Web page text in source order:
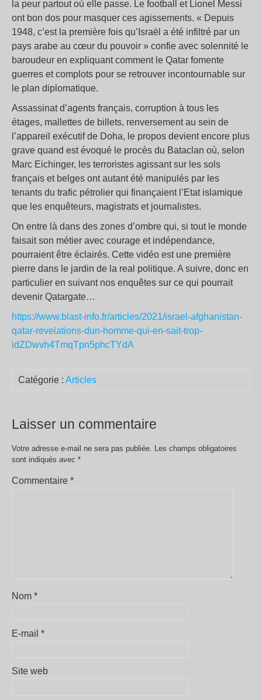
la peur partout où elle passe. Le football et Lionel Messi
ont bon dos pour masquer ces agissements. « Depuis
1948, c’est la première fois qu’Israël a été infiltré par un
pays arabe au cœur du pouvoir » confie avec solennité le
baroudeur en expliquant comment le Qatar fomente
guerres et complots pour se retrouver incontournable sur
le plan diplomatique.
Assassinat d’agents français, corruption à tous les
étages, mallettes de billets, renversement au sein de
l’appareil exécutif de Doha, le propos devient encore plus
grave quand est évoqué le procès du Bataclan où, selon
Marc Eichinger, les terroristes agissant sur les sols
français et belges ont autant été manipulés par les
tenants du trafic pétrolier qui finançaient l’Etat islamique
que les enquêteurs, magistrats et journalistes.
On entre là dans des zones d’ombre qui, si tout le monde
faisait son métier avec courage et indépendance,
pourraient être éclairés. Cette vidéo est une première
pierre dans le jardin de la real politique. A suivre, donc en
particulier en suivant nos enquêtes sur ce qui pourrait
devenir Qatargate…
https://www.blast-info.fr/articles/2021/israel-afghanistan-
qatar-revelations-dun-homme-qui-en-sait-trop-
idZDwvh4TmqTpn5phcTYdA
Catégorie : Articles
Laisser un commentaire
Votre adresse e-mail ne sera pas publiée. Les champs obligatoires
sont indiqués avec *
Commentaire *
Nom *
E-mail *
Site web